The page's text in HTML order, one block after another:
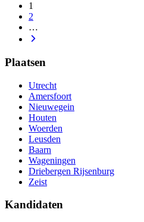
1
2
…
Plaatsen
Utrecht
Amersfoort
Nieuwegein
Houten
Woerden
Leusden
Baarn
Wageningen
Driebergen Rijsenburg
Zeist
Kandidaten